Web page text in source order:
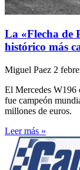
La «Flecha de
histórico más
Miguel Paez 2
El Mercedes W196
fue campeón
millones de euros.
Leer más »